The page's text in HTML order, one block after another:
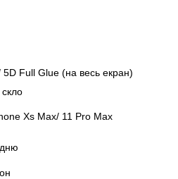
5D Full Glue (на весь екран)
Xs Max/ 11 Pro Max